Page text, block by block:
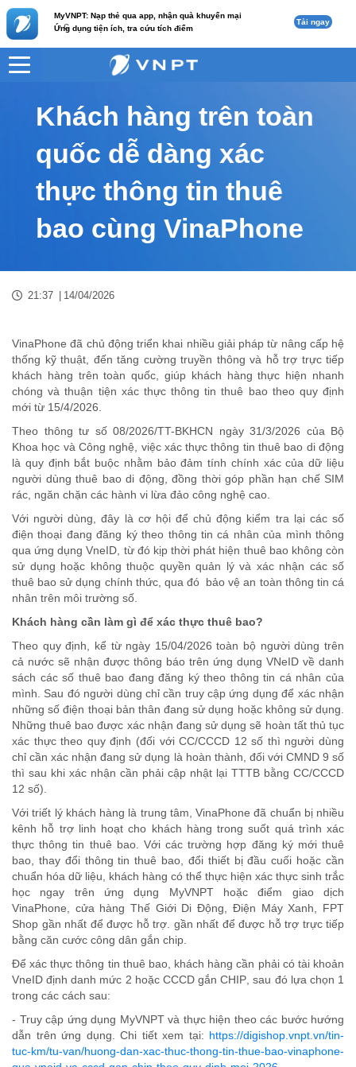
MyVNPT: Nạp thẻ qua app, nhận quà khuyến mại
Ứng dụng tiện ích, tra cứu tích điểm
c Tải ngay
VNPT Nội dung tin
Khách hàng trên toàn
quốc dễ dàng xác
thực thông tin thuê
bao cùng VinaPhone
21:37 14/04/2026
VinaPhone đã chủ động triển khai nhiều giải pháp từ nâng cấp hệ
thống kỹ thuật, đến tăng cường truyền thông và hỗ trợ trực tiếp
khách hàng trên toàn quốc, giúp khách hàng thực hiện nhanh
chóng và thuận tiện xác thực thông tin thuê bao theo quy định
mới từ 15/4/2026.
Theo thông tư số 08/2026/TT-BKHCN ngày 31/3/2026 của Bộ
Khoa học và Công nghệ, việc xác thực thông tin thuê bao di động
là quyđịnh bắt buộc nhằm bảo đảm tính chính xác của dữ liệu
người dùng thuê baodi động , đồng thời góp phần hạn chế SIM
rác, ngăn chặn các hành vi lừa đảo công nghệ cao.
Với người dùng, đây là cơ hội để chủ động kiểm tra lại các số
điện thoại đang đăng ký theo thông tin cá nhân của mình thông
qua ứng dụng VneID, từ đó kịp thời phát hiện thuê bao không còn
sử dụng hoặc không thuộc quyền quản lývà xác nhận các số
thuê bao sử dụng chính thức, qua đó bảo vệ an toàn thông tin cá
nhân trên môi trường số.
Khách hàng cần làm gì để xác thực thuê bao?
Theo quy định, kể từ ngày 15/04/2026 toàn bộ người dùng trên
cả nước sẽ nhận được thông báo trên ứng dụng VNeID về danh
sách các số thuê bao đang đăng ký theo thông tin cá nhân của
mình. Sau đó người dùng chỉ cần truy cập ứng dụng để xác nhận
những số điện thoại bản thân đang sử dụng hoặc không sử dụng.
Những thuê bao được xác nhận đang sử dụng sẽ hoàn tất thủ tục
xác thực theo quy định (đối với CC/CCCD 12 số thì người dùng
chỉ cần xác nhận đang sử dụng là hoàn thành, đối với CMND 9 số
thì sau khi xác nhận cần phải cập nhật lại TTTB bằng CC/CCCD
12 số).
Với triết lý khách hàng là trung tâm, VinaPhone đã chuẩn bị nhiều
kênh hỗ trợ linh hoạt cho khách hàng trong suốt quá trình xác
thực thông tin thuê bao. Với các trường hợp đăng ký mới thuê
bao, thay đổi thông tin thuê bao, đổi thiết bị đầu cuối hoặc cần
chuẩn hóa dữ liệu, khách hàng có thể thực hiện xác thực sinh trắc
học ngay trên ứng dụng MyVNPT hoặc điểm giao dịch
VinaPhone, cửa hàng Thế Giới Di Động, Điện Máy Xanh, FPT
Shop gần nhất để được hỗ trợ. gần nhất để được hỗ trợ trực tiếp
bằng căn cước công dân gắn chip.
Để xác thực thông tin thuê bao, khách hàng cần phải có tài khoản
VneID định danh mức 2 hoặc CCCD gắn CHIP sau đó lựa chọn 1
trong các cách sau:
- Truy cập ứng dụng MyVNPTvà thực hiện theocác bướchướng
dẫn trên ứng dụng. Chi tiết xem tại: https://digishop.vnpt.vn/tin-
tuc-km/tu-van/huong-dan-xac-thuc-thong-tin-thue-bao-vinaphone-